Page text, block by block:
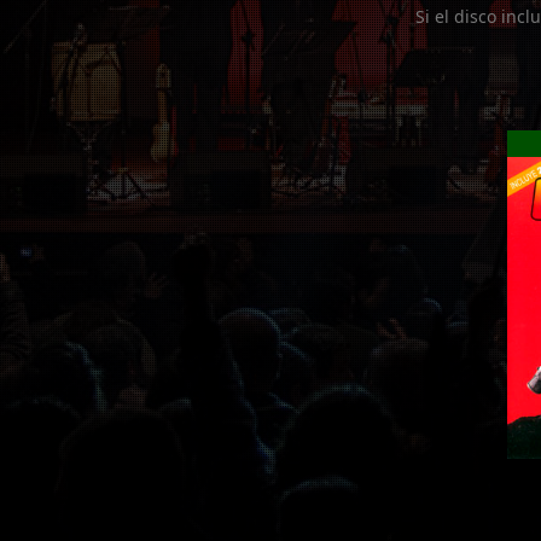
Si el disco